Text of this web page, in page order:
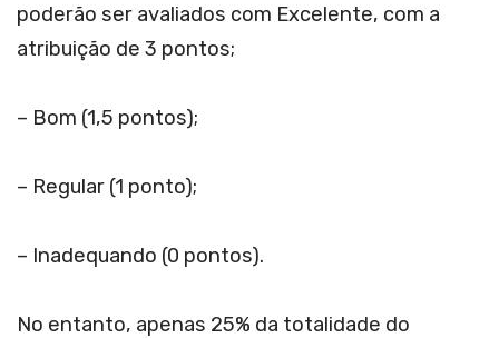
poderão ser avaliados com Excelente, com a
atribuição de 3 pontos;
– Bom (1,5 pontos);
– Regular (1 ponto);
– Inadequando (0 pontos).
No entanto, apenas 25% da totalidade do